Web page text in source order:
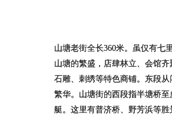
山塘老街全长360米。虽仅有七
山塘的繁盛，店肆林立、会馆
石雕、刺绣等特色商铺。东段
繁华。山塘街的西段指半塘桥
艇。这里有普济桥、野芳浜等胜